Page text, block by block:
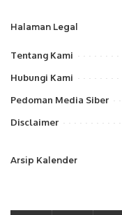
Halaman Legal
Tentang Kami
Hubungi Kami
Pedoman Media Siber
Disclaimer
Arsip Kalender